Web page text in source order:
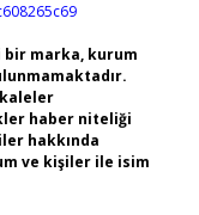
marka, kurum
haber niteliği
hakkında
ve kişiler ile isim